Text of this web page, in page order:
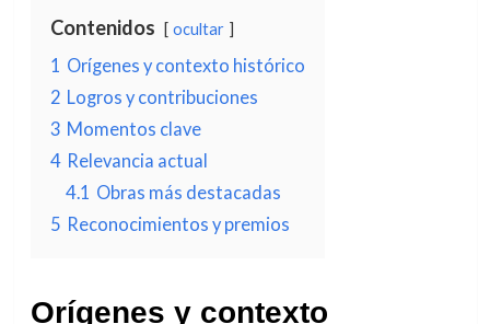
Contenidos ocultar
1 Orígenes y contexto histórico
2 Logros y contribuciones
3 Momentos clave
4 Relevancia actual
4.1 Obras más destacadas
5 Reconocimientos y premios
Orígenes y contexto